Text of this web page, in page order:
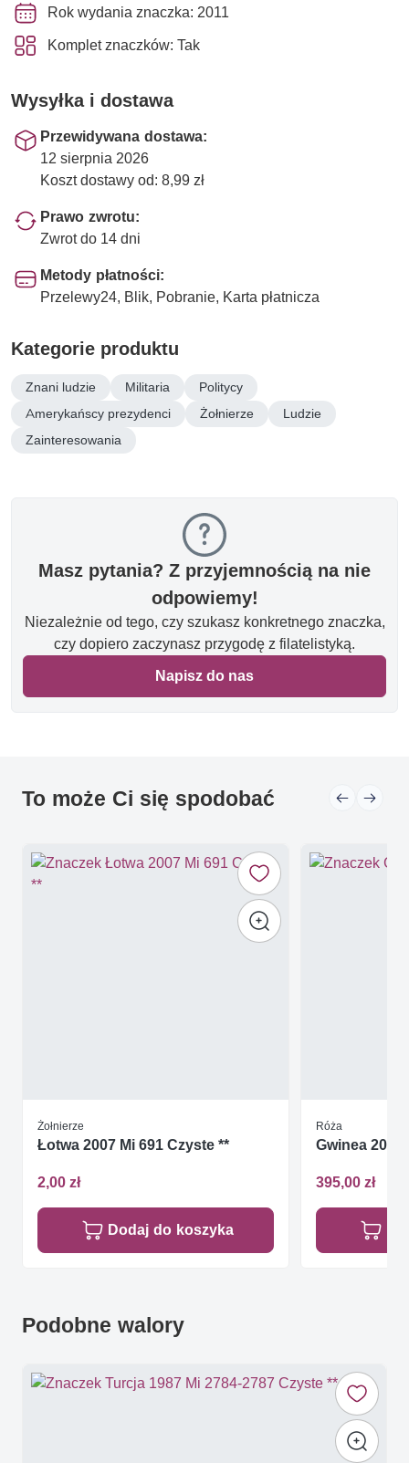
Rok wydania znaczka: 2011
Komplet znaczków: Tak
Wysyłka i dostawa
Przewidywana dostawa:
12 sierpnia 2026
Koszt dostawy od: 8,99 zł
Prawo zwrotu:
Zwrot do 14 dni
Metody płatności:
Przelewy24, Blik, Pobranie, Karta płatnicza
Kategorie produktu
Znani ludzie Militaria
Politycy
Amerykańscy prezydenci
Żołnierze
Ludzie
Zainteresowania
Masz pytania? Z przyjemnością na nie
odpowiemy!
Niezależnie od tego, czy szukasz konkretnego znaczka,
czy dopiero zaczynasz przygodę z filatelistyką.
Napisz do nas
To może Ci się spodobać
Żołnierze
Łotwa 2007 Mi 691 Czyste **
2,00 zł
Dodaj do koszyka
Róża
Gwinea 2011
395,00 zł
Podobne walory